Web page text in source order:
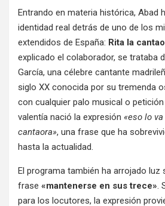
Entrando en materia histórica, Abad
identidad real detrás de uno de los
extendidos de España: Rita la
explicado el colaborador, se trataba
García, una célebre cantante
siglo XX conocida por su tremenda
con cualquier palo musical o petición
valentía nació la expresión «eso lo
cantaora», una frase que ha
hasta la actualidad.
El programa también ha arrojado luz
frase «mantenerse en sus trece».
para los locutores, la expresión